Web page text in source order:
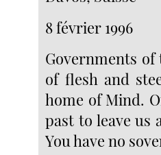
8 février 1996
Governments
of flesh and
home of Mind.
past to leave us
You have no